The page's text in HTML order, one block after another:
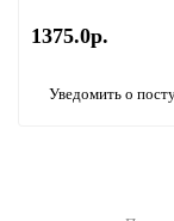
1375.0р.
Уведомить о